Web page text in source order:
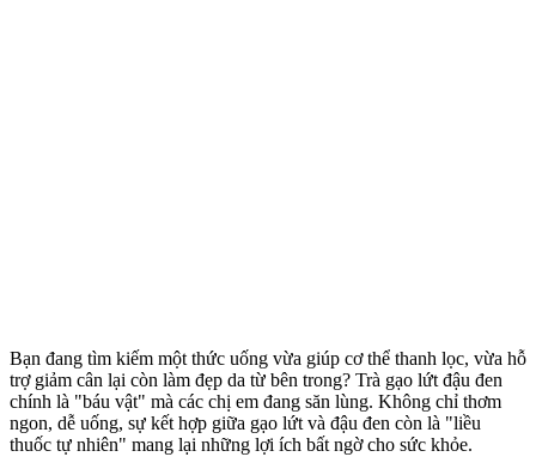
Bạn đang tìm kiếm một thức uống vừa giúp c‌ơ th‌ể thanh lọc, vừa hỗ
trợ giảm cân lại còn làm đẹp da từ bên trong? Trà gạo lứt đậu đen
chính là "báu vật" mà các chị em đang săn lùng. Không chỉ thơm
ngon, dễ uống, sự kết hợp giữa gạo lứt và đậu đen còn là "liều
thuốc tự nhiên" mang lại những lợi ích bất ngờ cho sức khỏe.